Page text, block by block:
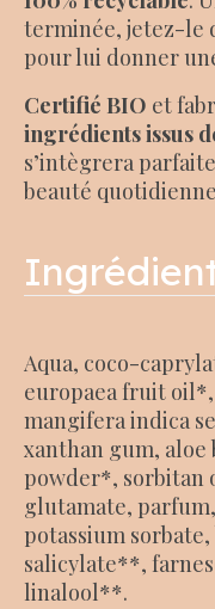
terminée, jetez-le
pour lui donner
Certifié BIO et
ingrédients issus
s’intègrera
beauté
Aqua, coco-
europaea fruit
mangifera indica
xanthan gum, aloe
powder*, sorbitan
glutamate,
potassium
salicylate**,
linalool**.